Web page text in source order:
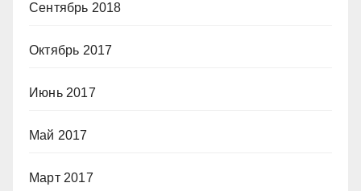
Сентябрь 2018
Октябрь 2017
Июнь 2017
Май 2017
Март 2017